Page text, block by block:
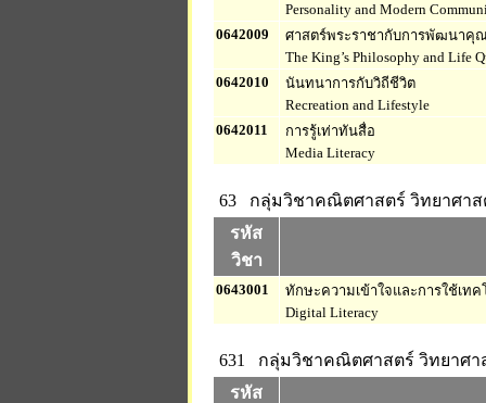
Personality and Modern
0642009
ศาสตร์พระราชากับการพัฒนาคุ
The King’s Philosophy and Life
0642010
นันทนาการกับวิถีชีวิต
Recreation and Lifestyle
0642011
การรู้เท่าทันสื่อ
Media Literacy
63 กลุ่มวิชาคณิตศาสตร์ วิทยาศาส
รหัส
วิชา
0643001
ทักษะความเข้าใจและการใช้เท
Digital Literacy
631 กลุ่มวิชาคณิตศาสตร์ วิทยาศา
รหัส